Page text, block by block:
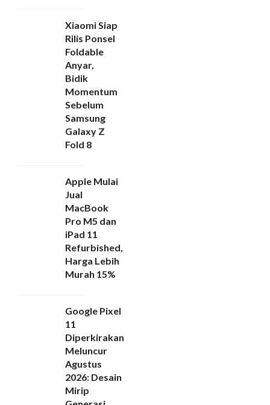
Xiaomi Siap
Rilis Ponsel
Foldable
Anyar,
Bidik
Momentum
Sebelum
Samsung
Galaxy Z
Fold 8
Apple Mulai
Jual
MacBook
Pro M5 dan
iPad 11
Refurbished,
Harga Lebih
Murah 15%
Google Pixel
11
Diperkirakan
Meluncur
Agustus
2026: Desain
Mirip